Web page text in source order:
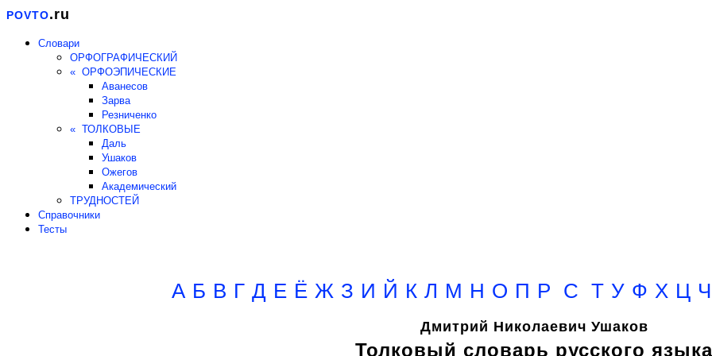
POVTO.ru
Словари
ОРФОГРАФИЧЕСКИЙ
« ОРФОЭПИЧЕСКИЕ
Аванесов
Зарва
Резниченко
« ТОЛКОВЫЕ
Даль
Ушаков
Ожегов
Академический
ТРУДНОСТЕЙ
Справочники
Тесты
А Б В Г Д Е Ё Ж З И Й К Л М Н О П Р С Т У Ф Х Ц Ч
Дмитрий Николаевич Ушаков
Толковый словарь русского языка